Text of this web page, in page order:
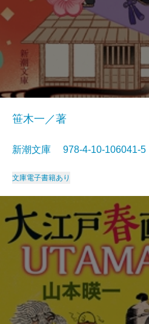
笹木一／著
新潮文庫 978-4-10-
文庫電子書籍あり